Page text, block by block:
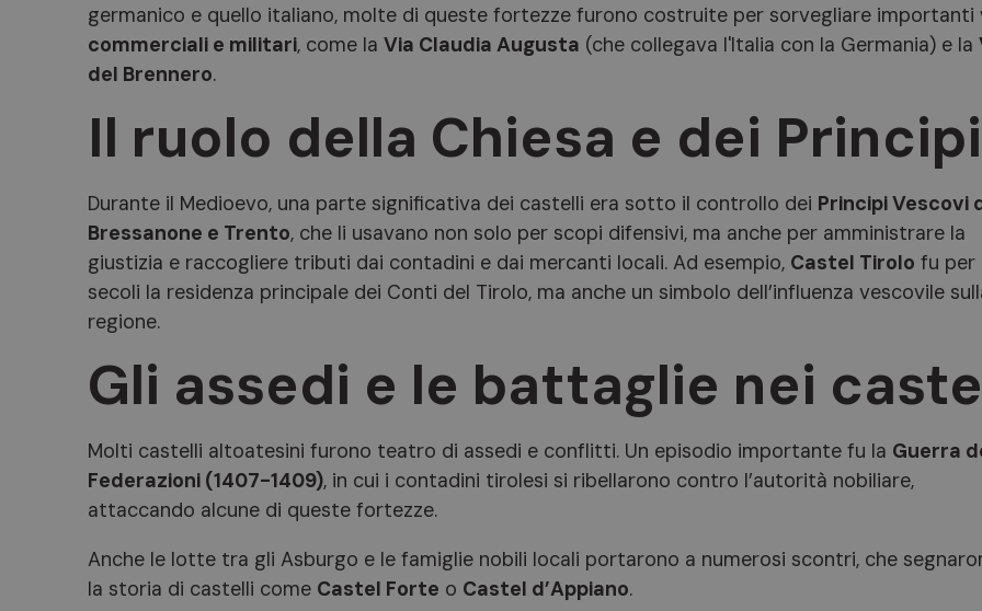
germanico e quello italiano, molte di queste fortezze furono costruite per sorvegliare importanti
commerciali e militari, come la Via Claudia Augusta (che collegava l'Italia con la Germania) e la
del Brennero.
Il ruolo della Chiesa e dei
Durante il Medioevo, una parte significativa dei castelli era sotto il controllo dei Principi Vescovi
Bressanone e Trento, che li usavano non solo per scopi difensivi, ma anche per amministrare la
giustizia e raccogliere tributi dai contadini e dai mercanti locali. Ad esempio, Castel Tirolo fu per
secoli la residenza principale dei Conti del Tirolo, ma anche un simbolo dell’influenza vescovile
regione.
Gli assedi e le battaglie nei
Molti castelli altoatesini furono teatro di assedi e conflitti. Un episodio importante fu la Guerra
Federazioni (1407-1409), in cui i contadini tirolesi si ribellarono contro l’autorità nobiliare,
attaccando alcune di queste fortezze.
Anche le lotte tra gli Asburgo e le famiglie nobili locali portarono a numerosi scontri, che
la storia di castelli come Castel Forte o Castel d’Appiano.